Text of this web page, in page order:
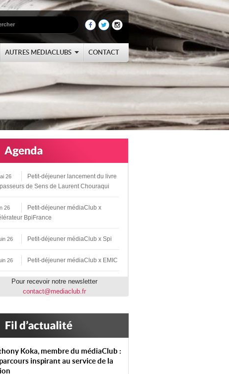
AUTRES MÉDIACLUBS CONTACT
26
Petit-déjeuner lancement du livre
de Sens de Laurent Chouraqui
26
Petit-déjeuner médiaClub x
BpiFrance
26 Petit-déjeuner médiaClub x Spi
26 Petit-déjeuner médiaClub x EMIC
Pour recevoir notre newsletter
contact@mediaclub.fr
Koka, membre du médiaClub :
inspirant au service de la